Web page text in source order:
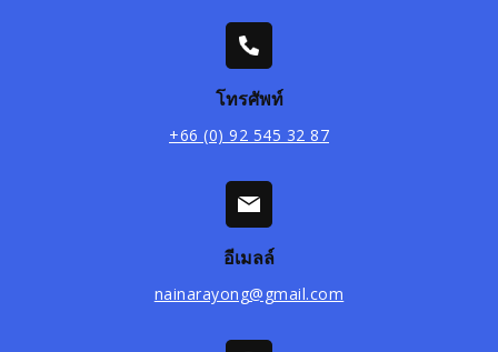
โทรศัพท์
+66 (0) 92 545 32 87
อีเมลล์
nainarayong@gmail.com